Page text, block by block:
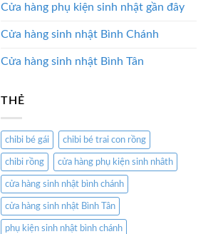
Cửa hàng phụ kiện sinh nhật gần đây
Cửa hàng sinh nhật Bình Chánh
Cửa hàng sinh nhật Bình Tân
THẺ
chibi bé gái chibi bé trai con rồng
chibi rồng cửa hàng phụ kiện sinh nhâth
cửa hàng sinh nhật bình chánh
cửa hàng sinh nhật Bình Tân
phụ kiện sinh nhật bình chánh